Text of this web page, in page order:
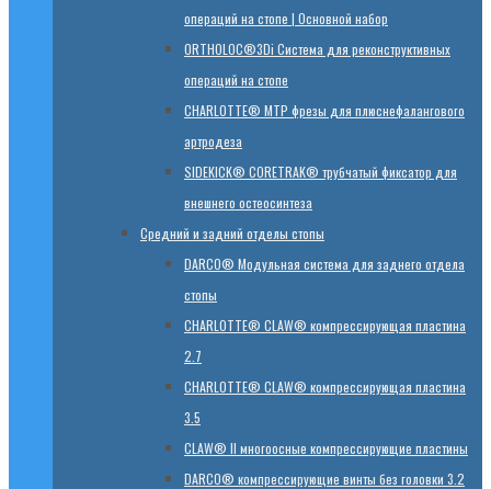
операций на стопе | Основной набор
ORTHOLOC®3Di Система для реконструктивных
операций на стопе
CHARLOTTE® MTP фрезы для плюснефалангового
артродеза
SIDEKICK® CORETRAK® трубчатый фиксатор для
внешнего остеосинтеза
Средний и задний отделы стопы
DARCO® Модульная система для заднего отдела
стопы
CHARLOTTE® CLAW® компрессирующая пластина
2.7
CHARLOTTE® CLAW® компрессирующая пластина
3.5
CLAW® II многоосные компрессирующие пластины
DARCO® компрессирующие винты без головки 3.2